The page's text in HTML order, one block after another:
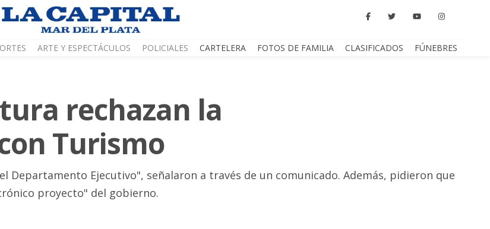
ARTE Y ESPECTÁCULOS POLICIALES CARTELERA FOTOS DE FAMILIA CLASIFICADOS FÚNEBRES
rechazan la
Turismo
Departamento Ejecutivo", señalaron a través de un comunicado. Además, pidieron que
proyecto" del gobierno.